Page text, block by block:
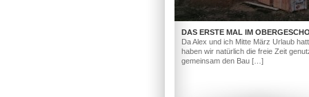
DAS ERSTE MAL IM
Da Alex und ich Mitte März Urlaub
haben wir natürlich die freie Zeit
gemeinsam den Bau […]